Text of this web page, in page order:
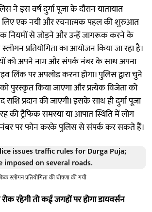
ने इस वर्ष दुर्गा पूजा के दौरान यातायात
एक नयी और रचनात्मक पहल की शुरुआत
नियमों से जोड़ने और उन्हें जागरूक करने के
प्रतियोगिता का आयोजन किया जा रहा है।
को अपने नाम और संपर्क नंबर के साथ अपना
लिंक पर अपलोड करना होगा। पुलिस द्वारा चुने
पुरस्कृत किया जाएगा और प्रत्येक विजेता को
प्रदान की जाएगी। इसके साथ ही दुर्गा पूजा
की ट्रैफिक समस्या या आपात स्थिति में लोग
पर फोन करके पुलिस से संपर्क कर सकते हैं।
स्लोगन प्रतियोगिता की घोषणा की गयी
रहेगी तो कई जगहों पर होगा डायवर्सन